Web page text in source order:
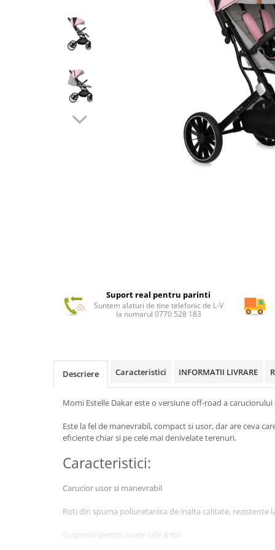
Suport real pentru parinti
Suntem alaturi de tine telefonic de L-V
la numarul 0770 528 183
Descriere Caracteristici INFORMATII LIVRARE
Momi Estelle Dakar este o versiune off-road a
Este la fel de manevrabil, compact si usor, dar are ceva
eficiente chiar si pe cele mai denivelate terenuri.
Caracteristici:
Carucior usor si manevrabil
Roti din spuma poliuretanica de inalta calitate, rezistente
Suspensii pentru toate cele 4 roti